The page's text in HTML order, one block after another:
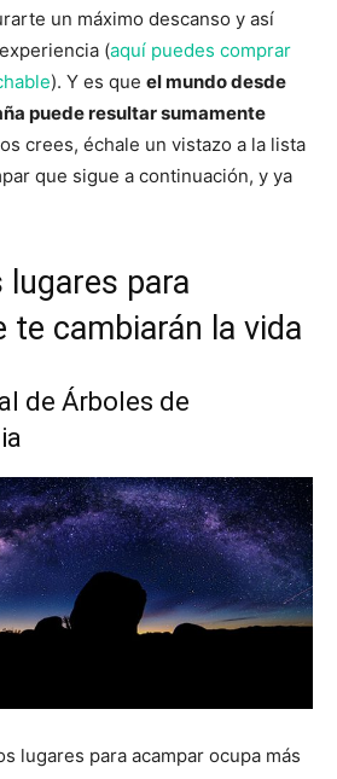
un máximo descanso y así
(aquí puedes comprar
). Y es que el mundo desde
puede resultar sumamente
crees, échale un vistazo a la lista
que sigue a continuación, y ya
para
te cambiarán la vida
de Árboles de
lugares para acampar ocupa más